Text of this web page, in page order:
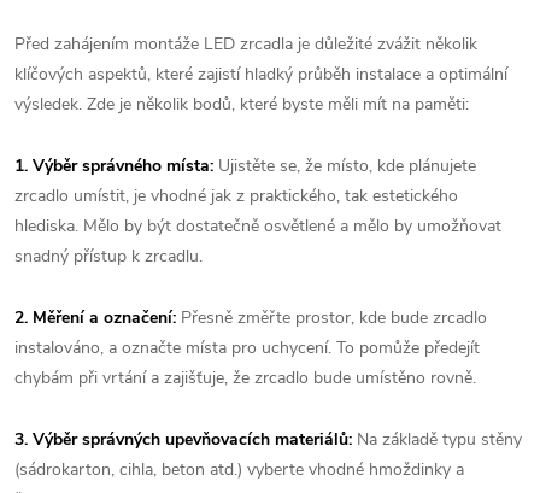
Před zahájením montáže LED zrcadla je důležité zvážit několik
klíčových aspektů, které zajistí hladký průběh instalace a optimální
výsledek. Zde je několik bodů, které byste měli mít na paměti:
1. Výběr správného místa: Ujistěte se, že místo, kde plánujete
zrcadlo umístit, je vhodné jak z praktického, tak estetického
hlediska. Mělo by být dostatečně osvětlené a mělo by umožňovat
snadný přístup k zrcadlu.
2. Měření a označení: Přesně změřte prostor, kde bude zrcadlo
instalováno, a označte místa pro uchycení. To pomůže předejít
chybám při vrtání a zajišťuje, že zrcadlo bude umístěno rovně.
3. Výběr správných upevňovacích materiálů: Na základě typu stěny
(sádrokarton, cihla, beton atd.) vyberte vhodné hmoždinky a